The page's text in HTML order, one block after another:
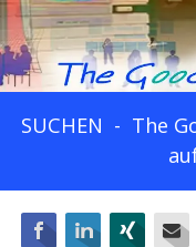
SUCHEN - The
FacebookLinkedIn Xing